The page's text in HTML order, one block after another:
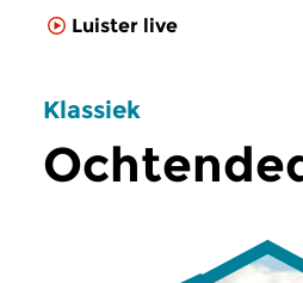
Luister live
Klassiek